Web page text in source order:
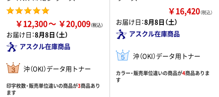
￥12,300 ￥20,009
お届け日：8月8日（土）
アスクル在庫商品
沖（OKI）データ用トナー
印字枚数・販売単位違いの商品が3商品あり
ます
￥16,420（税込）
お届け日：8月8日（土）
アスクル在庫商品
沖（OKI）データ用トナー
カラー・販売単位違いの商品が4商品ありま
す